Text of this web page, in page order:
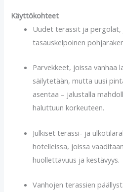
Käyttökohteet
Uudet terassit ja
tasauskelpoinen
Parvekkeet, joissa vanhaa
säilytetään, mutta uusi
asentaa – jalustalla
haluttuun korkeuteen.
Julkiset terassi- ja
hotelleissa, joissa
huollettavuus ja kestävyys.
Vanhojen terassien